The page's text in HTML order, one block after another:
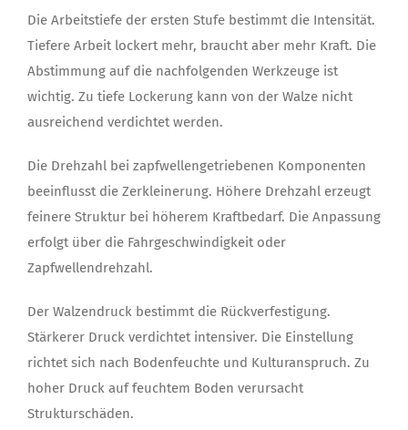
Die Arbeitstiefe der ersten Stufe bestimmt die Intensität.
Tiefere Arbeit lockert mehr, braucht aber mehr Kraft. Die
Abstimmung auf die nachfolgenden Werkzeuge ist
wichtig. Zu tiefe Lockerung kann von der Walze nicht
ausreichend verdichtet werden.
Die Drehzahl bei zapfwellengetriebenen Komponenten
beeinflusst die Zerkleinerung. Höhere Drehzahl erzeugt
feinere Struktur bei höherem Kraftbedarf. Die Anpassung
erfolgt über die Fahrgeschwindigkeit oder
Zapfwellendrehzahl.
Der Walzendruck bestimmt die Rückverfestigung.
Stärkerer Druck verdichtet intensiver. Die Einstellung
richtet sich nach Bodenfeuchte und Kulturanspruch. Zu
hoher Druck auf feuchtem Boden verursacht
Strukturschäden.